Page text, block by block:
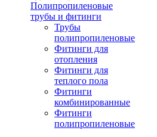
Полипропиленовые
трубы и фитинги
Трубы
полипропиленовые
Фитинги для
отопления
Фитинги для
теплого пола
Фитинги
комбинированные
Фитинги
полипропиленовые